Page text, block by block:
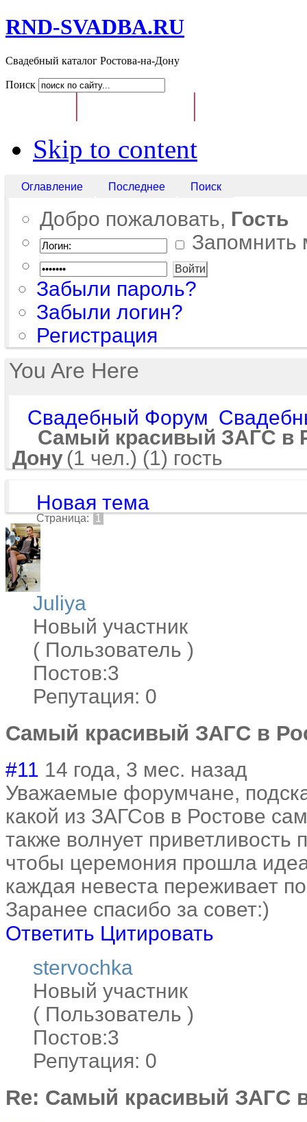
RND-SVADBA.RU
Свадебный каталог Ростова-на-Дону
Поиск
Skip to content
Оглавление Последнее Поиск
Добро пожаловать, Гость
Запомнить
Забыли пароль?
Забыли логин?
Регистрация
You Are Here
Свадебный Форум
Самый красивый ЗАГС в
Дону (1 чел.) (1) гость
Новая тема
Страница: 1
Juliya
Новый участник
( Пользователь )
Постов:3
Репутация: 0
Самый красивый ЗАГС в
#11 14 года, 3 мес. назад
Уважаемые форумчане,
какой из ЗАГСов в Ростове
также волнует
чтобы церемония прошла
каждая невеста переживает
Заранее спасибо за совет:)
Ответить Цитировать
stervochka
Новый участник
( Пользователь )
Постов:3
Репутация: 0
Re: Самый красивый ЗАГС